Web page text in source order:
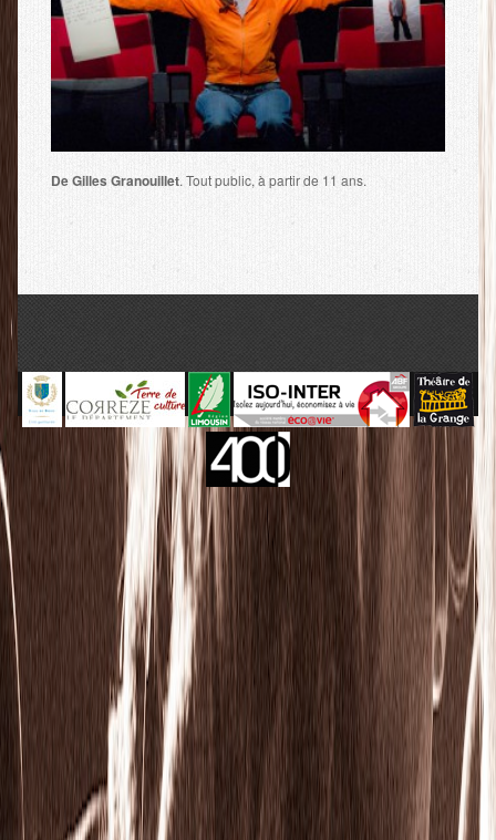
De Gilles Granouillet. Tout public, à partir de 11 ans.